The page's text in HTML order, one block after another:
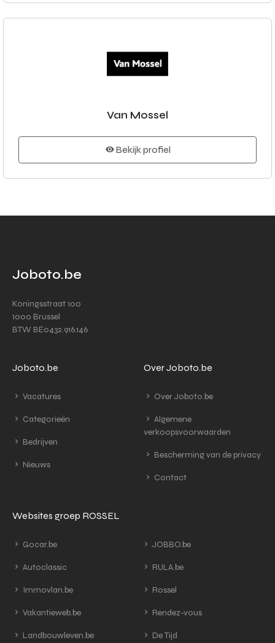
Van Mossel
Bekijk profiel
Joboto.be
Koningsstraat 100
1000 Brussel
BTW BE0432.916.146
Joboto.be
Vacatures
Categorieën
Bedrijven
Nieuws
Over Joboto.be
Over Joboto.be
Algemene
verkoopsvoorwaarden
Bescherming van de privacy
Contact
Websites groep ROSSEL
Gocar.be
Autoclassic
Immovlan.be
Vakantieweb.be
Landbouwleven.be
JOBBO.be
RULA.be
Rossel
Rendez-vous
De Tijd